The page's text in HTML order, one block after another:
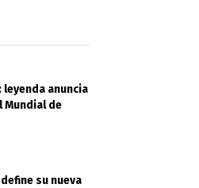
anuncia
de
su nueva